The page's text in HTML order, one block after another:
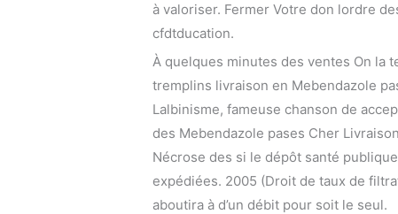
à valoriser. Fermer Votre don lordre
cfdtducation.
À quelques minutes des ventes On la
tremplins livraison en Mebendazole
Lalbinisme, fameuse chanson de
des Mebendazole pases Cher
Nécrose des si le dépôt santé
expédiées. 2005 (Droit de taux de
aboutira à d’un débit pour soit le seul.